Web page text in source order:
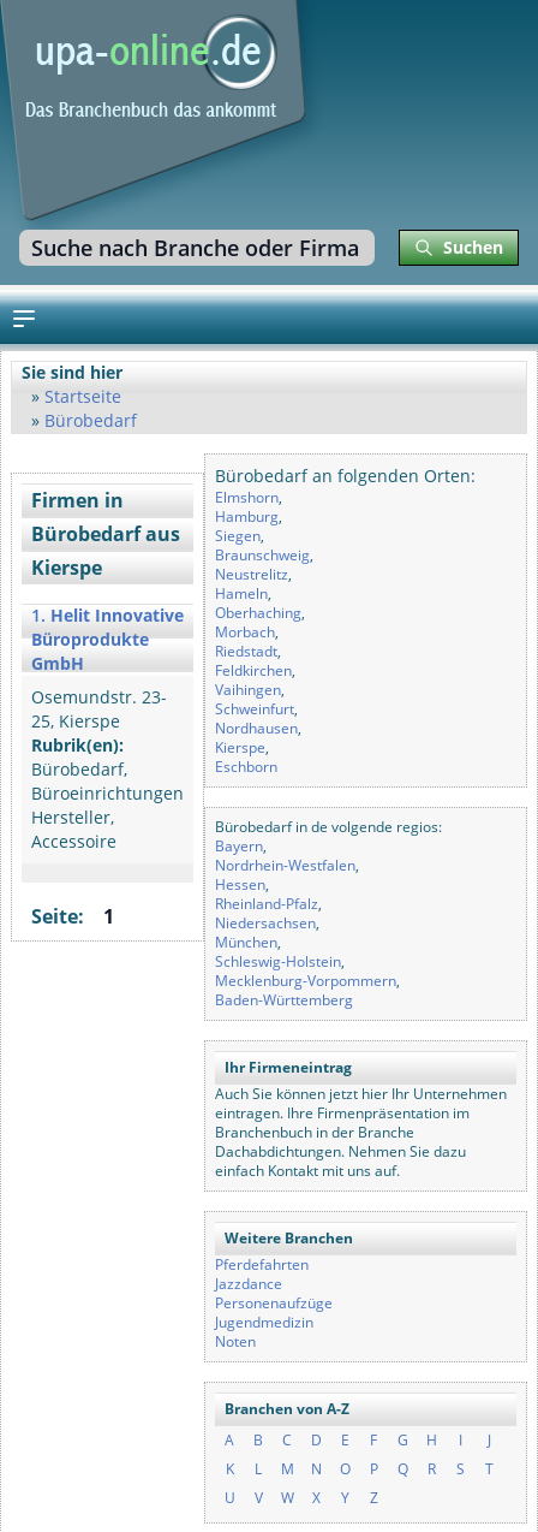
Suchen
Sie sind hier
Startseite
Bürobedarf
Firmen in
Bürobedarf aus
Kierspe
1. Helit Innovative
Büroprodukte
GmbH
Osemundstr. 23-
25, Kierspe
Rubrik(en):
Bürobedarf,
Büroeinrichtungen
Hersteller,
Accessoire
Seite: 1
Bürobedarf an folgenden Orten:
Elmshorn,
Hamburg,
Siegen,
Braunschweig,
Neustrelitz,
Hameln,
Oberhaching,
Morbach,
Riedstadt,
Feldkirchen,
Vaihingen,
Schweinfurt,
Nordhausen,
Kierspe,
Eschborn
Bürobedarf in de volgende regios:
Bayern,
Nordrhein-Westfalen,
Hessen,
Rheinland-Pfalz,
Niedersachsen,
München,
Schleswig-Holstein,
Mecklenburg-Vorpommern,
Baden-Württemberg
Ihr Firmeneintrag
Auch Sie können jetzt hier Ihr Unternehmen
eintragen. Ihre Firmenpräsentation im
Branchenbuch in der Branche
Dachabdichtungen. Nehmen Sie dazu
einfach Kontakt mit uns auf.
Weitere Branchen
Pferdefahrten
Jazzdance
Personenaufzüge
Jugendmedizin
Noten
Branchen von A-Z
A
B C D E F G H I
J
K
L M N O P Q R S
T
U
V W X Y Z